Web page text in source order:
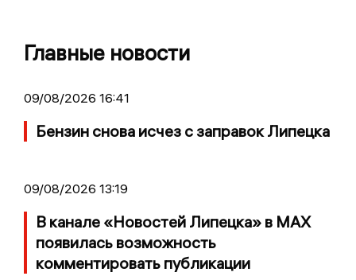
Главные новости
09/08/2026 16:41
Бензин снова исчез с заправок Липецка
09/08/2026 13:19
В канале «Новостей Липецка» в MAX
появилась возможность
комментировать публикации